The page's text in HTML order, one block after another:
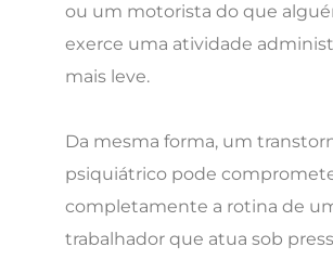
ou um motorista do que
exerce uma atividade
mais leve.
Da mesma forma, um
psiquiátrico pode
completamente a rotina de
trabalhador que atua sob